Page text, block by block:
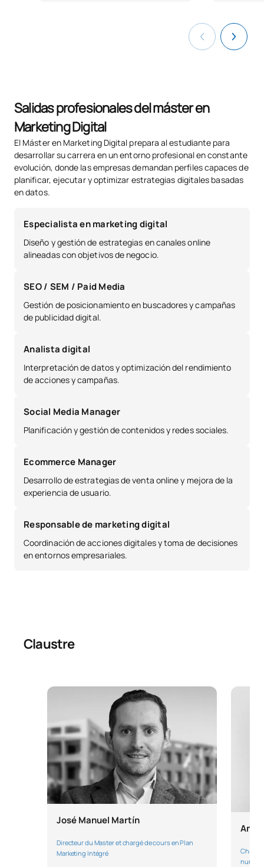
OB 6
SM121609 Mémoire de master
TOTAL: 30
*Caractère : FB : Formation Basique, Ob : Obligatoire, Op :
Salidas profesionales del máster en
Marketing Digital
El Máster en Marketing Digital prepara al estudiante para
desarrollar su carrera en un entorno profesional en constante
evolución, donde las empresas demandan perfiles capaces de
planificar, ejecutar y optimizar estrategias digitales basadas
en datos.
Especialista en marketing digital
Diseño y gestión de estrategias en canales online
alineadas con objetivos de negocio.
SEO / SEM / Paid Media
Gestión de posicionamiento en buscadores y campañas
de publicidad digital.
Analista digital
Interpretación de datos y optimización del rendimiento
de acciones y campañas.
Social Media Manager
Planificación y gestión de contenidos y redes sociales.
Ecommerce Manager
Desarrollo de estrategias de venta online y mejora de la
experiencia de usuario.
Responsable de marketing digital
Coordinación de acciones digitales y toma de decisiones
en entornos empresariales.
Claustre
José Manuel Martín
Directeur du Master et chargé de cours en Plan
Marketing Intégré
Ana
Chargé